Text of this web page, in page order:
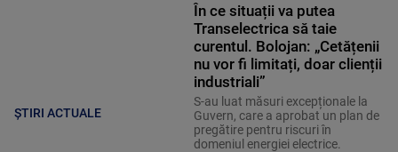
ȘTIRI ACTUALE
În ce situații va putea
Transelectrica să taie
curentul. Bolojan: „Cetățenii
nu vor fi limitați, doar clienții
industriali”
S-au luat măsuri excepționale la
Guvern, care a aprobat un plan de
pregătire pentru riscuri în
domeniul energiei electrice.